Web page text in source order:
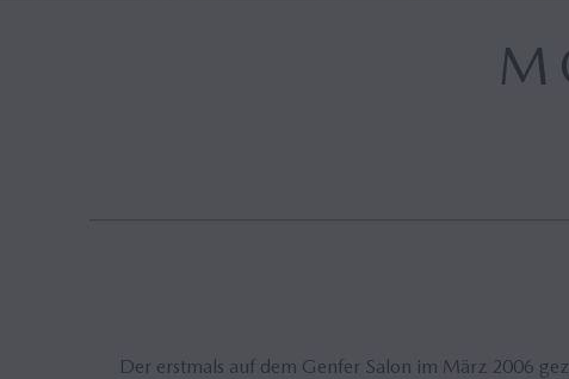
Der erstmals auf dem Genfer Salon im März 2006